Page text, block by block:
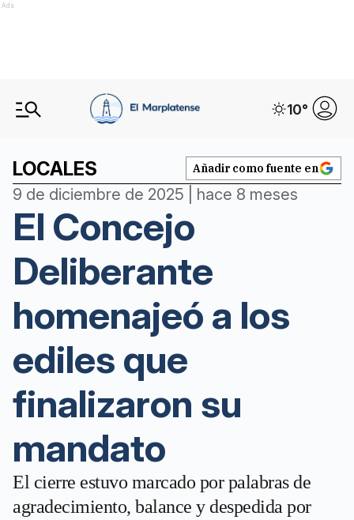
Ads
10°
LOCALES Añadir como fuente en
9 de diciembre de 2025 | hace 8 meses
El Concejo
Deliberante
homenajeó a los
ediles que
finalizaron su
mandato
El cierre estuvo marcado por palabras de
agradecimiento, balance y despedida por